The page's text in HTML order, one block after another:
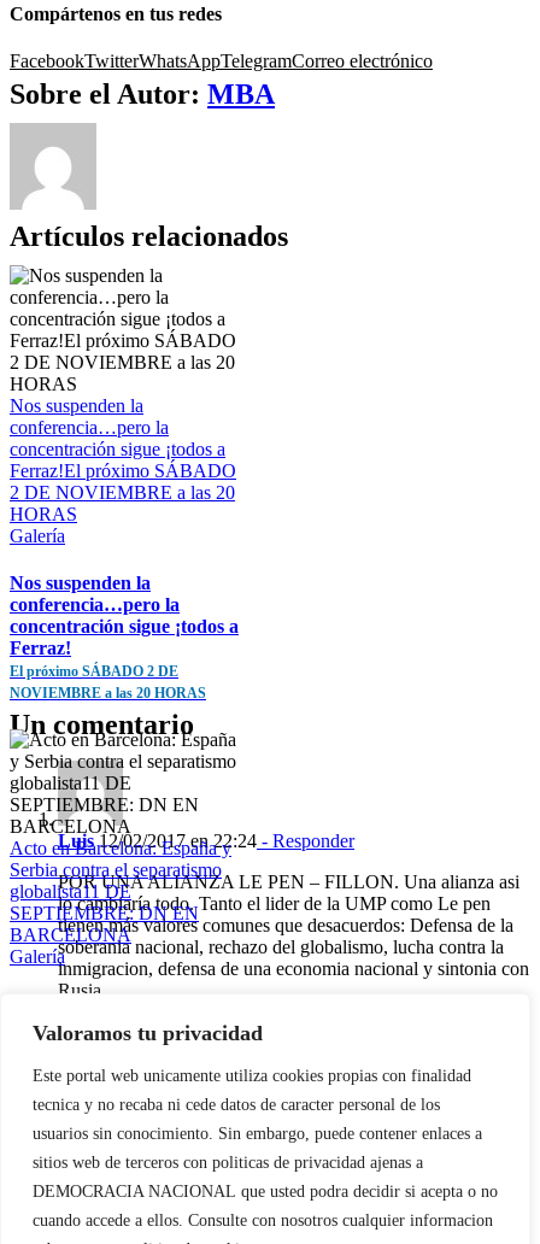
Valoramos tu privacidad
Este portal web unicamente utiliza cookies propias con finalidad
tecnica y no recaba ni cede datos de caracter personal de los
usuarios sin conocimiento. Sin embargo, puede contener enlaces a
sitios web de terceros con politicas de privacidad ajenas a
DEMOCRACIA NACIONAL que usted podra decidir si acepta o no
cuando accede a ellos. Consulte con nosotros cualquier informacion
Compártenos en tus redes
FacebookTwitterWhatsAppTelegramCorreo electrónico
Sobre el Autor: MBA
Artículos relacionados
Nos suspenden la
conferencia…pero la
concentración sigue ¡todos a
Ferraz!El próximo SÁBADO
2 DE NOVIEMBRE a las 20
HORAS
Galería
Nos suspenden la
conferencia…pero la
concentración sigue ¡todos a
Ferraz!
El próximo SÁBADO 2 DE
NOVIEMBRE a las 20 HORAS
Acto en Barcelona: España y
Serbia contra el separatismo
globalista11 DE
SEPTIEMBRE: DN EN
BARCELONA
Galería
y Serbia contra el
separatismo globalista
11 DE SEPTIEMBRE: DN EN
Crónica acto DN contra la
Un comentario
Luis12/02/2017 en 22:24 - Responder
POR UNA ALIANZA LE PEN – FILLON. Una alianza asi
lo cambiaría todo. Tanto el lider de la UMP como Le pen
tienen más valores comunes que desacuerdos: Defensa de la
soberania nacional, rechazo del globalismo, lucha contra la
inmigracion, defensa de una economia nacional y sintonia con
Rusia.
Por eso la izquierda gubernamental y la ministra musulmana
Una alianza UMP-Frente Nacional haría posible cualquier
sueño en Francia y Europa y haría fracasar las maniobras
sionistas. ¿Por qué no hacerla realidad?
Deja tu comentario
Comentar